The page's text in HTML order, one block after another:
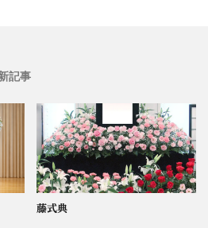
記事
藤式典